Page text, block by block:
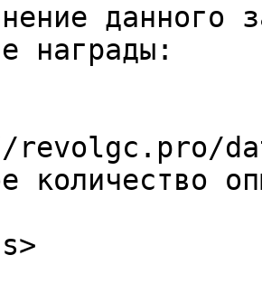
данного
награды:
количество